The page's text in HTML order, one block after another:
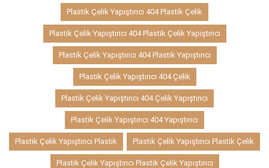
Plastik Çelik Yapıştırıcı 404 Plastik Çelik
Plastik Çelik Yapıştırıcı 404 Plastik Çelik Yapıştırıcı
Plastik Çelik Yapıştırıcı 404 Plastik Yapıştırıcı
Plastik Çelik Yapıştırıcı 404 Çelik
Plastik Çelik Yapıştırıcı 404 Çelik Yapıştırıcı
Plastik Çelik Yapıştırıcı 404 Yapıştırıcı
Plastik Çelik Yapıştırıcı Plastik Plastik Çelik Yapıştırıcı Plastik Çelik
Plastik Çelik Yapıştırıcı Plastik Çelik Yapıştırıcı